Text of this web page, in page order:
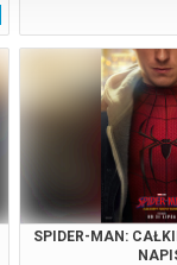
SPIDER-MAN: